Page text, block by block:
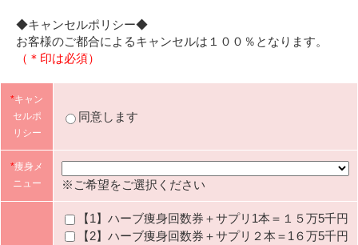
◆キャンセルポリシー◆
お客様のご都合によるキャンセルは１００％となります。
（＊印は必須）
*キャン
セルポ
リシー
同意します
*痩身メ
ニュー
※ご希望をご選択ください
【1】ハーブ痩身回数券＋サプリ1本＝１５万5千円
【2】ハーブ痩身回数券＋サプリ２本＝1６万5千円